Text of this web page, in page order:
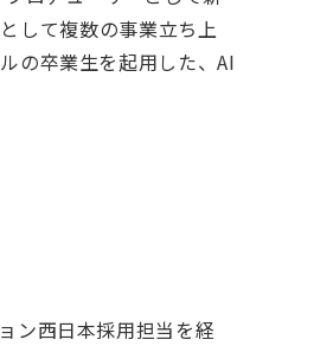
して複数の事業立ち上
の卒業生を起用した、AI
ン西日本採用担当を経